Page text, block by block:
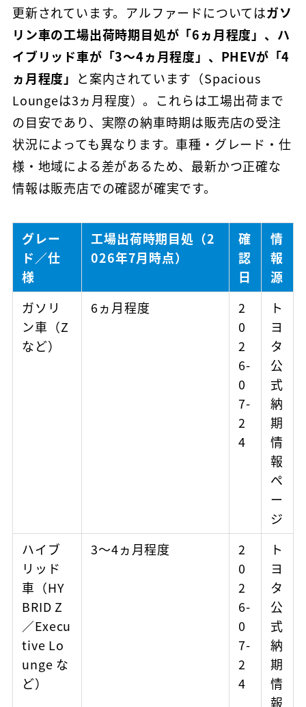
更新されています。アルファードについてはガソ
リン車の工場出荷時期目処が「6ヵ月程度」、ハ
イブリッド車が「3～4ヵ月程度」、PHEVが「4
ヵ月程度」 と案内されています（Spacious
Loungeは3ヵ月程度）。これらは工場出荷まで
の目安であり、実際の納車時期は販売店の受注
状況によっても異なります。車種・グレード・仕
様・地域による差があるため、最新かつ正確な
情報は販売店での確認が確実です。
グレー
ド／仕
様
工場出荷時期目処（2
026年7月時点）
確
認
日
情
報
源
ガソリ
ン車（Z
など）
6ヵ月程度
2
0
2
6-
0
7-
2
4
ト
ヨ
タ
公
式
納
期
情
報
ペ
ー
ジ
ハイブ
リッド
車（HY
BRID Z
／Execu
tive Lo
unge な
ど）
3～4ヵ月程度
2
0
2
6-
0
7-
2
4
ト
ヨ
タ
公
式
納
期
情
報